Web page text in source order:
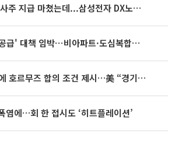
3445억 자사주 지급 마쳤는데...삼성전자 DX노조, 뒤늦은 '떼쓰기 집회'
영끌 '주택공급' 대책 임박⋯비아파트·도심복합까지 총동원
이란, 미국에 호르무즈 합의 조건 제시…美 “경기 아직 안 끝나” [종합]
염에…회 한 접시도 ‘히트플레이션’